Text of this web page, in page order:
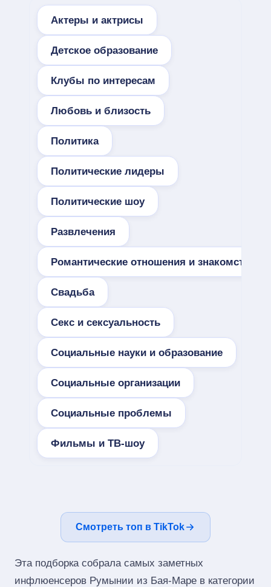
Актеры и актрисы
Детское образование
Клубы по интересам
Любовь и близость
Политика
Политические лидеры
Политические шоу
Развлечения
Романтические отношения и знакомства
Свадьба
Секс и сексуальность
Социальные науки и образование
Социальные организации
Социальные проблемы
Фильмы и ТВ-шоу
Смотреть топ в TikTok
Эта подборка собрала самых заметных
инфлюенсеров Румынии из Бая-Маре в категории